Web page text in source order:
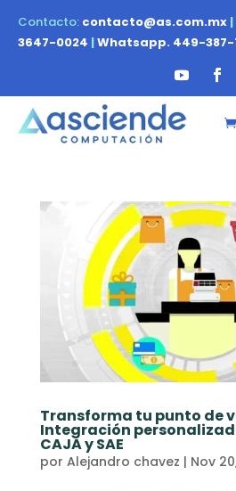
Contacto: contacto@as.com.mx |
3647-0024 |Whatsapp. 449-387-
Transforma tu punto de
Integración
CAJA y SAE
por Alejandro chavez | Nov